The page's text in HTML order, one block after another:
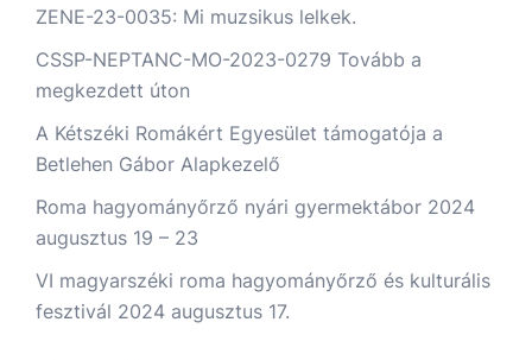
ZENE-23-0035: Mi muzsikus lelkek.
CSSP-NEPTANC-MO-2023-0279 Tovább a
megkezdett úton
A Kétszéki Romákért Egyesület támogatója a
Betlehen Gábor Alapkezelő
Roma hagyományőrző nyári gyermektábor 2024
augusztus 19 – 23
VI magyarszéki roma hagyományőrző és kulturális
fesztivál 2024 augusztus 17.